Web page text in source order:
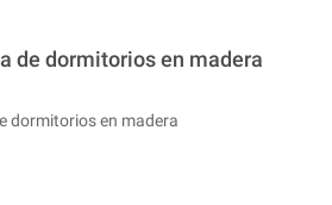
de dormitorios en madera